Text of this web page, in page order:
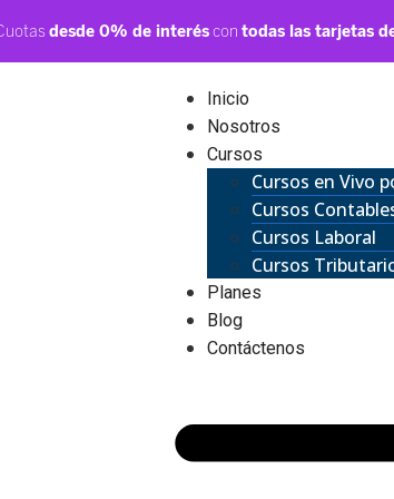
Inicio
Nosotros
Cursos
Cursos en Vivo
Cursos
Cursos Laboral
Cursos
Planes
Blog
Contáctenos